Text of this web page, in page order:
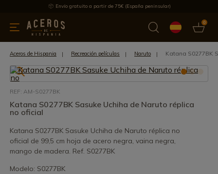
Envío gratuito a partir de 75€ (España peninsular)
0
menaje Ofertas Ultimas novedades Los más vendidos
Aceros de Hispania Recreación películas Naruto Katana S0277BK
REF: AM-S0277BK
Katana S0277BK Sasuke Uchiha de Naruto réplica
no oficial
Katana S0277BK Sasuke Uchiha de Naruto réplica no
oficial de 99,5 cm hoja de acero negra, vaina negra,
mango de madera. Ref. S0277BK
Modelo: S0277BK